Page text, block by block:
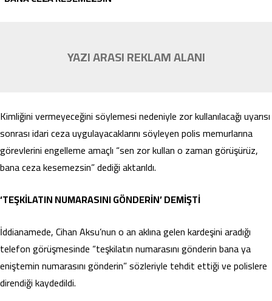
YAZI ARASI REKLAM ALANI
Kimliğini vermeyeceğini söylemesi nedeniyle zor kullanılacağı uyarısı
sonrası idari ceza uygulayacaklarını söyleyen polis memurlarına
görevlerini engelleme amaçlı “sen zor kullan o zaman görüşürüz,
bana ceza kesemezsin” dediği aktarıldı.
‘TEŞKİLATIN NUMARASINI GÖNDERİN’ DEMİŞTİ
İddianamede, Cihan Aksu’nun o an aklına gelen kardeşini aradığı
telefon görüşmesinde “teşkilatın numarasını gönderin bana ya
eniştemin numarasını gönderin” sözleriyle tehdit ettiği ve polislere
direndiği kaydedildi.